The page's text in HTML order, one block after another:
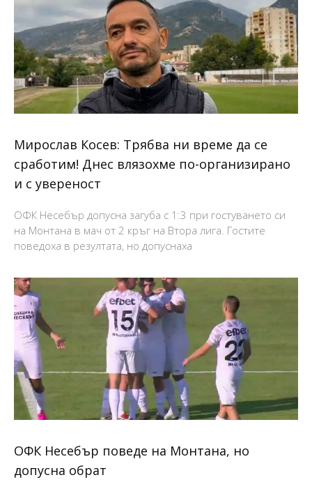
Мирослав Косев: Трябва ни време да се
сработим! Днес влязохме по-организирано
и с увереност
ОФК Несебър допусна загуба с 1:3 при гостуването си
на Монтана в мач от 2 кръг на Втора лига. Гостите
поведоха в резултата, но допуснаха
ОФК Несебър поведе на Монтана, но
допусна обрат